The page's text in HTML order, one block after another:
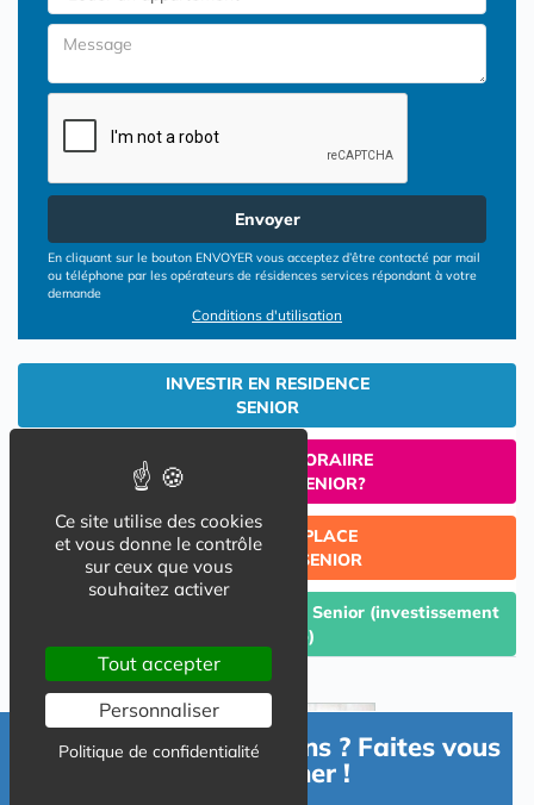
Envoyer
En cliquant sur le bouton ENVOYER vous acceptez d’être contacté par mail
ou téléphone par les opérateurs de résidences services répondant à votre
demande
Conditions d'utilisation
INVESTIR EN RESIDENCE
SENIOR
UN SEJOUR TEMPORAIIRE
EN RESIDENCE SENIOR?
TROUVER UNE PLACE
EN RESIDENCE SENIOR
Céder un lot acquis en Résidence Senior (investissement
Lmp/Lmnp)
Besoin d'informations ? Faites vous
accompagner !
Ce site utilise des cookies
et vous donne le contrôle
sur ceux que vous
souhaitez activer
Tout accepter
Personnaliser
Politique de confidentialité